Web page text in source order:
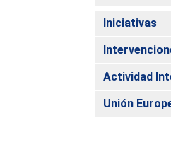
Iniciativas
Actividad
Unión